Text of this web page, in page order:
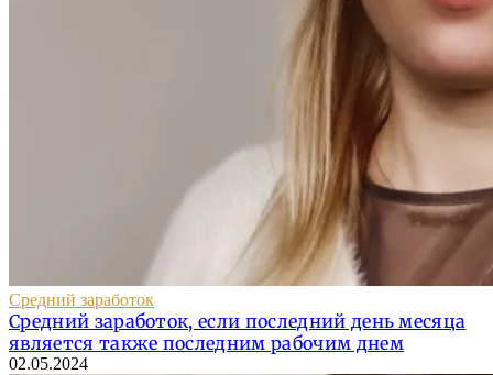
Средний заработок
Средний заработок, если последний день месяца
является также последним рабочим днем
02.05.2024